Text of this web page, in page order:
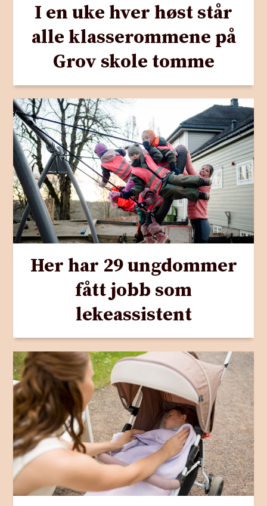
I en uke hver høst står
alle klasserommene på
Grov skole tomme
Her har 29 ungdommer
fått jobb som
lekeassistent